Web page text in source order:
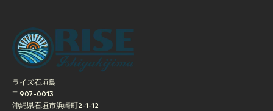
／現地集合プラン)
ライズ石垣島
〒907-0013
沖縄県石垣市浜崎町2-1-12